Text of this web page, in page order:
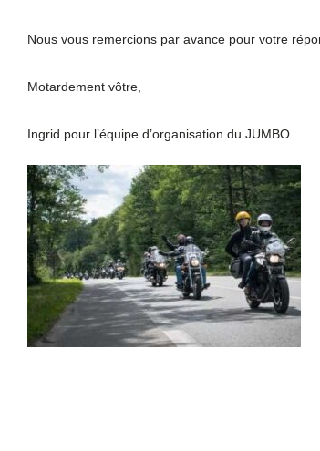
Nous vous remercions par avance pour votre
Motardement vôtre,
Ingrid pour l’équipe d’organisation du JUMBO